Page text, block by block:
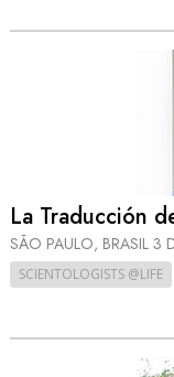
La Traducción
SÃO PAULO, BRASIL 3
SCIENTOLOGISTS @LIFE